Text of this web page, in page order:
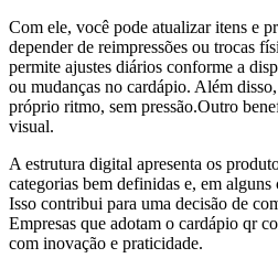
Com ele, você pode atualizar itens e
depender de reimpressões ou trocas
permite ajustes diários conforme a
ou mudanças no cardápio. Além
próprio ritmo, sem pressão.Outro
visual.
A estrutura digital apresenta os
categorias bem definidas e, em alguns
Isso contribui para uma decisão de
Empresas que adotam o cardápio qr
com inovação e praticidade.